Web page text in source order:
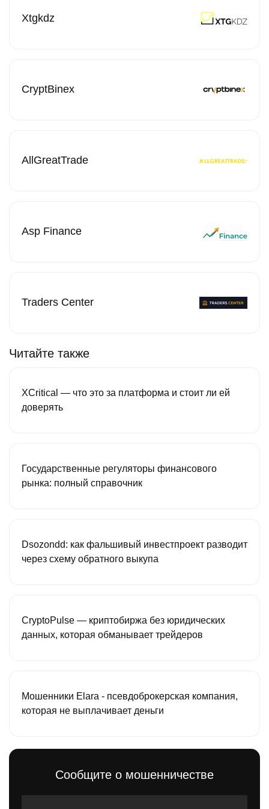
Xtgkdz
CryptBinex
AllGreatTrade
Asp Finance
Traders Center
Читайте также
XCritical — что это за платформа и стоит ли ей
доверять
Государственные регуляторы финансового
рынка: полный справочник
Dsozondd: как фальшивый инвестпроект разводит
через схему обратного выкупа
CryptoPulse — криптобиржа без юридических
данных, которая обманывает трейдеров
Мошенники Elara - псевдоброкерская компания,
которая не выплачивает деньги
Сообщите о мошенничестве